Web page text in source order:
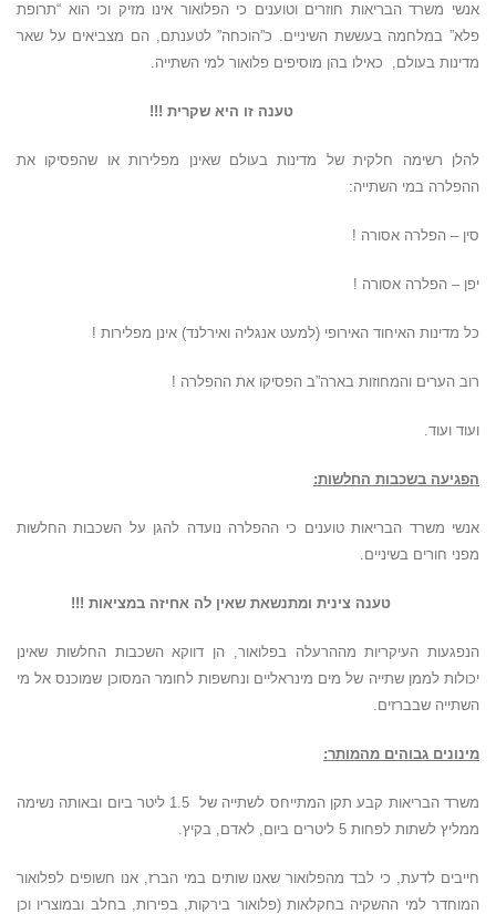
אנשי משרד הבריאות חוזרים וטוענים כי הפלואור אינו מזיק וכי הוא “תרופת
פלא” במלחמה בעששת השיניים. כ”הוכחה” לטענתם, הם מצביאים על שאר
מדינות בעולם, כאילו בהן מוסיפים פלואור למי השתייה.
טענה זו היא שקרית !!!
להלן רשימה חלקית של מדינות בעולם שאינן מפלירות או שהפסיקו את
ההפלרה במי השתייה:
סין – הפלרה אסורה !
יפן – הפלרה אסורה !
כל מדינות האיחוד האירופי (למעט אנגליה ואירלנד) אינן מפלירות !
רוב הערים והמחוזות בארה”ב הפסיקו את ההפלרה !
ועוד ועוד.
הפגיעה בשכבות החלשות:
אנשי משרד הבריאות טוענים כי ההפלרה נועדה להגן על השכבות החלשות
מפני חורים בשיניים.
טענה צינית ומתנשאת שאין לה אחיזה במציאות !!!
הנפגעות העיקריות מההרעלה בפלואור, הן דווקא השכבות החלשות שאינן
יכולות לממן שתייה של מים מינראליים ונחשפות לחומר המסוכן שמוכנס אל מי
השתייה שבברזים.
מינונים גבוהים מהמותר:
משרד הבריאות קבע תקן המתייחס לשתייה של 1.5 ליטר ביום ובאותה נשימה
ממליץ לשתות לפחות 5 ליטרים ביום, לאדם, בקיץ.
חייבים לדעת, כי לבד מהפלואור שאנו שותים במי הברז, אנו חשופים לפלואור
המוחדר למי ההשקיה בחקלאות (פלואור בירקות, בפירות, בחלב ובמוצריו וכן